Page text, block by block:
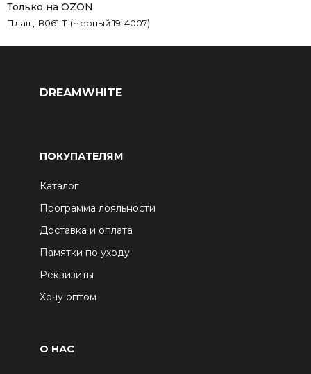
Плащ: В061-11 (Черный 19-4007)
Только на OZON
DREAMWHITE
ПОКУПАТЕЛЯМ
Каталог
Программа лояльности
Доставка и оплата
Памятки по уходу
Реквизиты
Хочу оптом
О НАС